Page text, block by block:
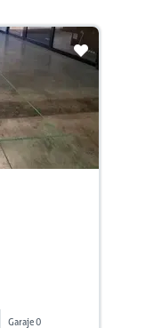
Garaje 0